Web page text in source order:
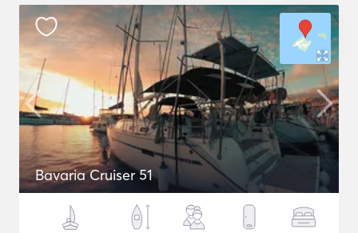
Bavaria Cruiser 51